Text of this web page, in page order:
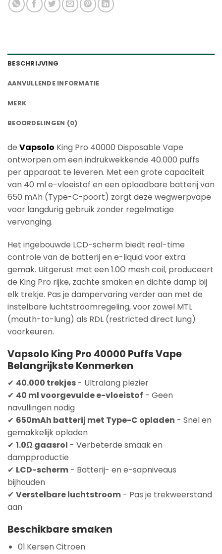
BESCHRIJVING
AANVULLENDE INFORMATIE
MERK
BEOORDELINGEN (0)
de Vapsolo King Pro 40000 Disposable Vape
ontworpen om een indrukwekkende 40.000 puffs
per apparaat te leveren. Met een grote capaciteit
van 40 ml e-vloeistof en een oplaadbare batterij van
650 mAh (Type-C-poort) zorgt deze wegwerpvape
voor langdurig gebruik zonder regelmatige
vervanging.
Het ingebouwde LCD-scherm biedt real-time
controle van de batterij en e-liquid voor extra
gemak. Uitgerust met een 1.0Ω mesh coil, produceert
de King Pro rijke, zachte smaken en dichte damp bij
elk trekje. Pas je dampervaring verder aan met de
instelbare luchtstroomregeling, voor zowel MTL
(mouth-to-lung) als RDL (restricted direct lung)
voorkeuren.
Vapsolo King Pro 40000 Puffs Vape
Belangrijkste Kenmerken
✔ 40.000 trekjes - Ultralang plezier
✔ 40 ml voorgevulde e-vloeistof - Geen
navullingen nodig
✔ 650mAh batterij met Type-C opladen - Snel en
gemakkelijk opladen
✔ 1.0Ω gaasrol - Verbeterde smaak en
dampproductie
✔ LCD-scherm - Batterij- en e-sapniveaus
bijhouden
✔ Verstelbare luchtstroom - Pas je trekweerstand
aan
Beschikbare smaken
01.Kersen Citroen